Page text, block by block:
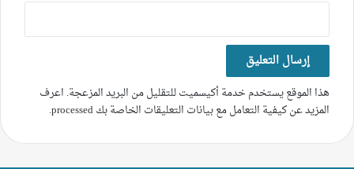
هذا الموقع يستخدم خدمة أكيسميت للتقليل من البريد المزعجة. اعرف
المزيد عن كيفية التعامل مع بيانات التعليقات الخاصة بك processed
.